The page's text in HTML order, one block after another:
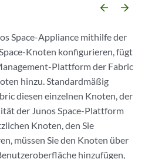
arrow_backward arrow_forward
Space-Appliance mithilfe der
Knoten konfigurieren, fügt
Plattform der Fabric
hinzu. Standardmäßig
diesen einzelnen Knoten, der
der Junos Space-Plattform
Knoten, den Sie
müssen Sie den Knoten über
hinzufügen,